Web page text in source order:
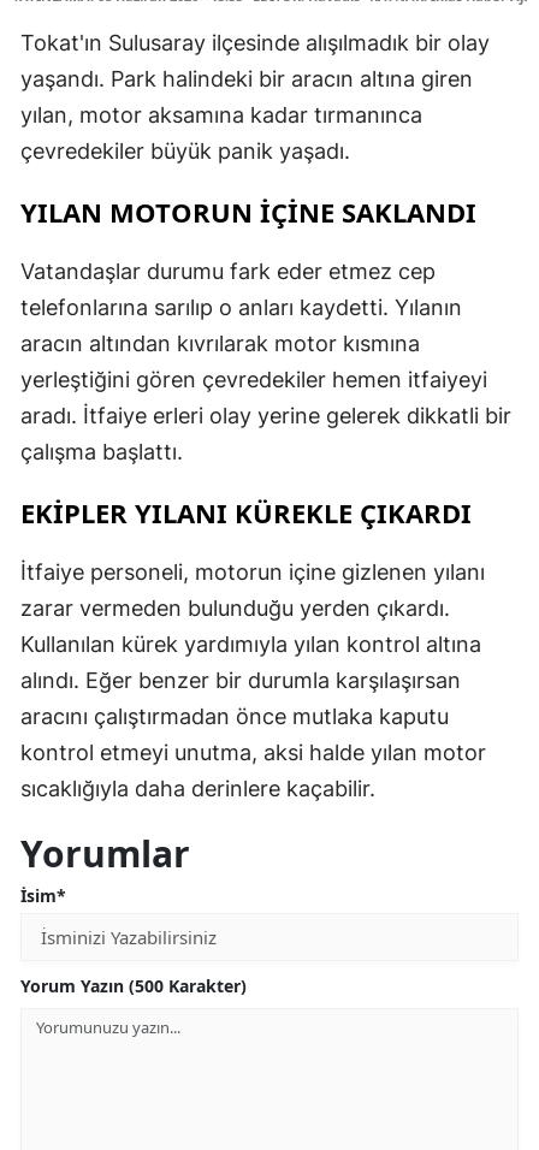
Tokat'ın Sulusaray ilçesinde alışılmadık bir olay
yaşandı. Park halindeki bir aracın altına giren
yılan, motor aksamına kadar tırmanınca
çevredekiler büyük panik yaşadı.
YILAN MOTORUN İÇİNE SAKLANDI
Vatandaşlar durumu fark eder etmez cep
telefonlarına sarılıp o anları kaydetti. Yılanın
aracın altından kıvrılarak motor kısmına
yerleştiğini gören çevredekiler hemen itfaiyeyi
aradı. İtfaiye erleri olay yerine gelerek dikkatli bir
çalışma başlattı.
EKİPLER YILANI KÜREKLE ÇIKARDI
İtfaiye personeli, motorun içine gizlenen yılanı
zarar vermeden bulunduğu yerden çıkardı.
Kullanılan kürek yardımıyla yılan kontrol altına
alındı. Eğer benzer bir durumla karşılaşırsan
aracını çalıştırmadan önce mutlaka kaputu
kontrol etmeyi unutma, aksi halde yılan motor
sıcaklığıyla daha derinlere kaçabilir.
Yorumlar
İsim*
Yorum Yazın (500 Karakter)